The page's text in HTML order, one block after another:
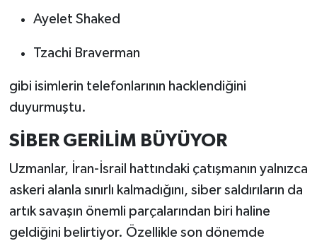
Ayelet Shaked
Tzachi Braverman
gibi isimlerin telefonlarının hacklendiğini
duyurmuştu.
SİBER GERİLİM BÜYÜYOR
Uzmanlar, İran-İsrail hattındaki çatışmanın yalnızca
askeri alanla sınırlı kalmadığını, siber saldırıların da
artık savaşın önemli parçalarından biri haline
geldiğini belirtiyor. Özellikle son dönemde